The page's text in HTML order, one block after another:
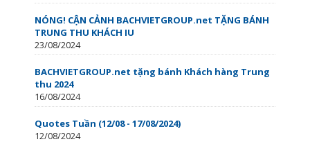
NÓNG! CẬN CẢNH BACHVIETGROUP.net TẶNG BÁNH
TRUNG THU KHÁCH IU
23/08/2024
BACHVIETGROUP.net tặng bánh Khách hàng Trung
thu 2024
16/08/2024
Quotes Tuần (12/08 - 17/08/2024)
12/08/2024